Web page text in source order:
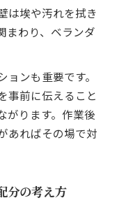
は埃や汚れを拭き
まわり、ベランダ
ンも重要です。
事前に伝えること
がります。作業後
あればその場で対
分の考え方